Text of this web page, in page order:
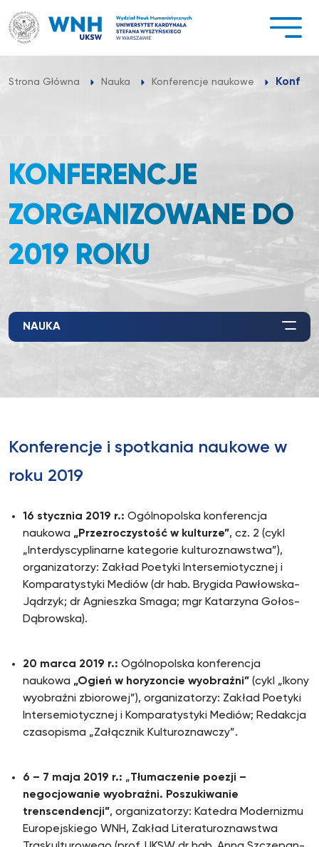
do
treści
Strona Główna Nauka Konferencje naukowe
KONFERENCJE
ZORGANIZOWANE DO
2019 ROKU
NAUKA
Konferencje i spotkania naukowe w
roku 2019
16 stycznia 2019 r.: Ogólnopolska konferencja
naukowa „Przezroczystość w kulturze”, cz. 2 (cykl
„Interdyscyplinarne kategorie kulturoznawstwa”),
organizatorzy: Zakład Poetyki Intersemiotycznej i
Komparatystyki Mediów (dr hab. Brygida Pawłowska-
Jądrzyk; dr Agnieszka Smaga; mgr Katarzyna Gołos-
Dąbrowska).
20 marca 2019 r.: Ogólnopolska konferencja
naukowa „Ogień w horyzoncie wyobraźni” (cykl „Ikony
wyobraźni zbiorowej”), organizatorzy: Zakład Poetyki
Intersemiotycznej i Komparatystyki Mediów; Redakcja
czasopisma „Załącznik Kulturoznawczy”.
6 – 7 maja 2019 r.: „Tłumaczenie poezji –
negocjowanie wyobraźni. Poszukiwanie
trenscendencji”, organizatorzy: Katedra Modernizmu
Europejskiego WNH, Zakład Literaturoznawstwa